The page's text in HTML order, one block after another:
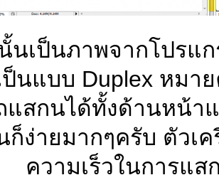
นเป็นภาพจากโปรแ
ป็นแบบ Duplex หมา
แสกนได้ทั้งด้านหน้า
ก็ง่ายมากๆครับ ตัวเ
ความเร็วในการแ